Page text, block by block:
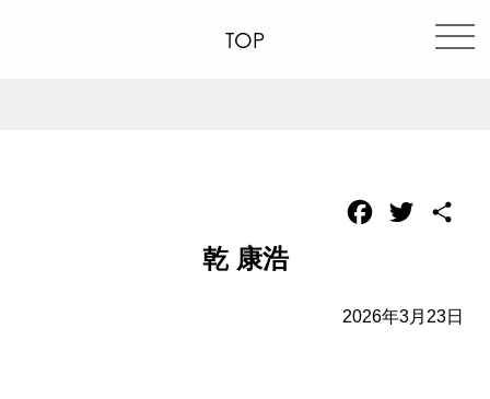
TOP
Facebook
Twitter
乾 康浩
2026年3月23日